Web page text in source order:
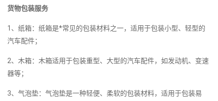
货物包装服务
1、纸箱：纸箱是*常见的包装材料之一，适用于包装小型、轻型的
汽车配件；
2、木箱：木箱适用于包装重型、大型的汽车配件，如发动机、变速
器等；
3、气泡垫：气泡垫是一种轻便、柔软的包装材料，适用于包装易